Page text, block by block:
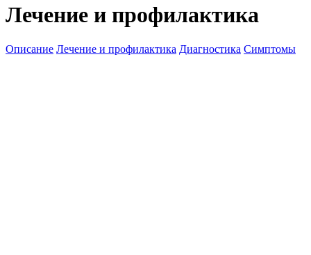
Лечение и профилактика
Описание Лечение и профилактика Диагностика Симптомы